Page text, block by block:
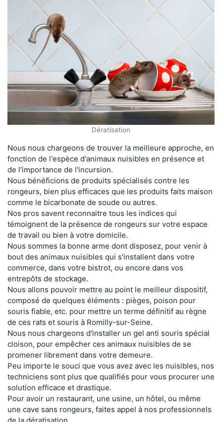
Dératisation
Nous nous chargeons de trouver la meilleure approche, en
fonction de l'espèce d'animaux nuisibles en présence et
de l'importance de l'incursion.
Nous bénéficions de produits spécialisés contre les
rongeurs, bien plus efficaces que les produits faits maison
comme le bicarbonate de soude ou autres.
Nos pros savent reconnaitre tous les indices qui
témoignent de la présence de rongeurs sur votre espace
de travail ou bien à votre domicile.
Nous sommes la bonne arme dont disposez, pour venir à
bout des animaux nuisibles qui s'installent dans votre
commerce, dans votre bistrot, ou encore dans vos
entrepôts de stockage.
Nous allons pouvoir mettre au point le meilleur dispositif,
composé de quelques éléments : pièges, poison pour
souris fiable, etc. pour mettre un terme définitif au règne
de ces rats et souris à Romilly-sur-Seine.
Nous nous chargeons d'installer un gel anti souris spécial
cloison, pour empêcher ces animaux nuisibles de se
promener librement dans votre demeure.
Peu importe le souci que vous avez avec les nuisibles, nos
techniciens sont plus que qualifiés pour vous procurer une
solution efficace et drastique.
Pour avoir un restaurant, une usine, un hôtel, ou même
une cave sans rongeurs, faites appel à nos professionnels
de la dératisation.